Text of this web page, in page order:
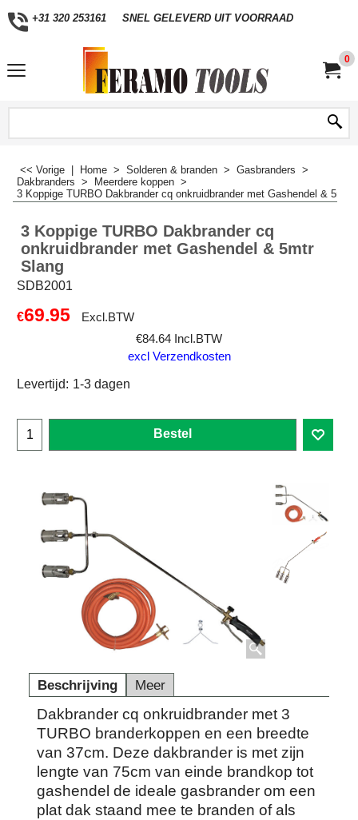
+31 320 253161 SNEL GELEVERD UIT VOORRAAD
0
<< Vorige Home > Solderen & branden > Gasbranders >
Dakbranders > Meerdere koppen >
3 Koppige TURBO Dakbrander cq onkruidbrander met Gashendel & 5mtr
3 Koppige TURBO Dakbrander cq
onkruidbrander met Gashendel & 5mtr
Slang
SDB2001
€69.95
Excl.BTW
€84.64 Incl.BTW
excl Verzendkosten
Levertijd: 1-3 dagen
Bestel
Beschrijving Meer
Dakbrander cq onkruidbrander met 3
TURBO branderkoppen en een breedte
van 37cm. Deze dakbrander is met zijn
lengte van 75cm van einde brandkop tot
gashendel de ideale gasbrander om een
plat dak staand mee te branden of als